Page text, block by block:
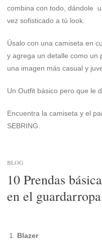
combina con todo, dándole
vez sofisticado a tú look.
Úsalo con una camiseta en
y agrega un detalle como un
una imagen más casual y
Un Outfit básico pero que le
Encuentra la camiseta y el
SEBRING.
BLOG
10 Prendas
en el
Blazer